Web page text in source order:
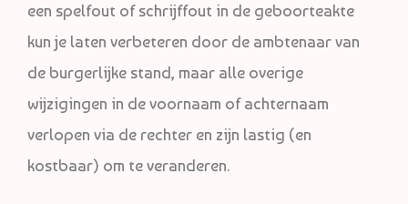
een spelfout of schrijffout in de geboorteakte
kun je laten verbeteren door de ambtenaar van
de burgerlijke stand, maar alle overige
wijzigingen in de voornaam of achternaam
verlopen via de rechter en zijn lastig (en
kostbaar) om te veranderen.